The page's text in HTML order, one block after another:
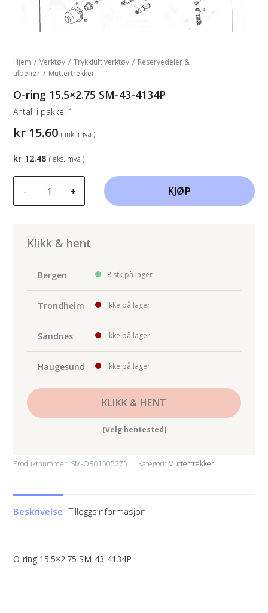
Hjem / Verktøy / Trykkluft verktøy / Reservedeler &
tilbehør / Muttertrekker
O-ring 15.5×2.75 SM-43-4134P
kr 15.60 ( ink. mva )
Antall i pakke: 1
- + KJØP
Klikk & hent
Bergen 8 stk på lager
Trondheim Ikke på lager
Sandnes Ikke på lager
Haugesund Ikke på lager
KLIKK & HENT
(Velg hentested)
Produktnummer: SM-OR01505275 Kategori: Muttertrekker
kr 12.48 ( eks. mva )
Beskrivelse Tilleggsinformasjon
O-ring 15.5×2.75 SM-43-4134P